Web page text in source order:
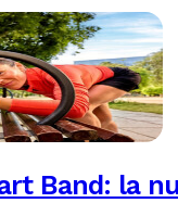
Band: la